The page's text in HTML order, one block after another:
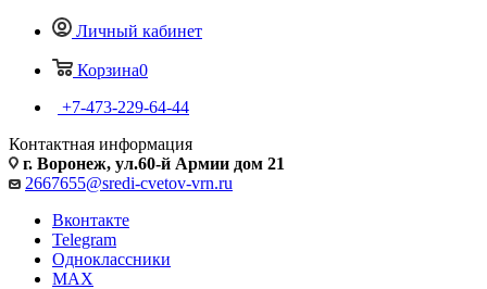
Личный кабинет
Корзина0
+7-473-229-64-44
Контактная информация
г. Воронеж, ул.60-й Армии дом 21
2667655@sredi-cvetov-vrn.ru
Вконтакте
Telegram
Одноклассники
MAX